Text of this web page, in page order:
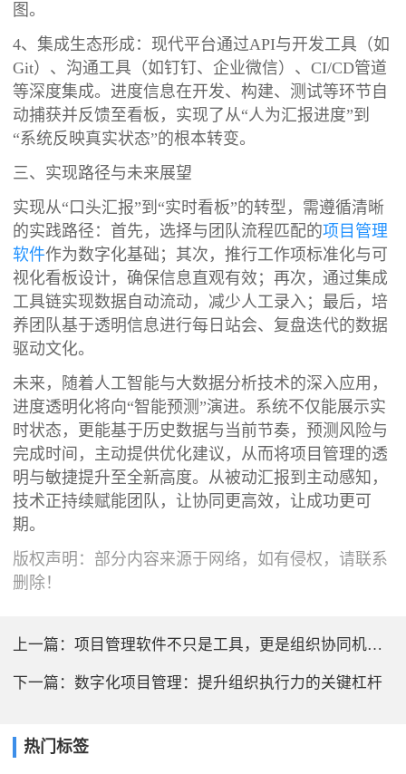
图。
4、集成生态形成：现代平台通过API与开发工具（如
Git）、沟通工具（如钉钉、企业微信）、CI/CD管道
等深度集成。进度信息在开发、构建、测试等环节自
动捕获并反馈至看板，实现了从“人为汇报进度”到
“系统反映真实状态”的根本转变。
三、实现路径与未来展望
实现从“口头汇报”到“实时看板”的转型，需遵循清晰
的实践路径：首先，选择与团队流程匹配的项目管理
软件作为数字化基础；其次，推行工作项标准化与可
视化看板设计，确保信息直观有效；再次，通过集成
工具链实现数据自动流动，减少人工录入；最后，培
养团队基于透明信息进行每日站会、复盘迭代的数据
驱动文化。
未来，随着人工智能与大数据分析技术的深入应用，
进度透明化将向“智能预测”演进。系统不仅能展示实
时状态，更能基于历史数据与当前节奏，预测风险与
完成时间，主动提供优化建议，从而将项目管理的透
明与敏捷提升至全新高度。从被动汇报到主动感知，
技术正持续赋能团队，让协同更高效，让成功更可
期。
版权声明：部分内容来源于网络，如有侵权，请联系
删除！
上一篇：项目管理软件不只是工具，更是组织协同机制的载体
下一篇：数字化项目管理：提升组织执行力的关键杠杆
热门标签